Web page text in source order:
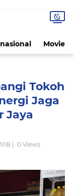
Movie
Tokoh
Jaga
Jaya
| 0Views